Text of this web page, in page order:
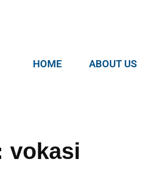
HOME ABOUT US
vokasi